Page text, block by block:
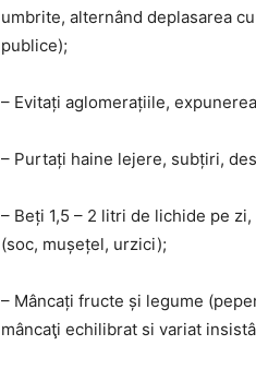
umbrite, alternând deplasarea
publice);
– Evitați aglomerațiile,
– Purtați haine lejere, subțiri,
– Beți 1,5 – 2 litri de lichide pe
(soc, mușețel, urzici);
– Mâncați fructe și legume
mâncaţi echilibrat si variat